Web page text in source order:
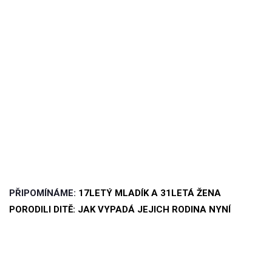
PŘIPOMÍNÁME: 17LETÝ MLADÍK A 31LETÁ ŽENA
PORODILI DITĚ: JAK VYPADÁ JEJICH RODINA NYNÍ